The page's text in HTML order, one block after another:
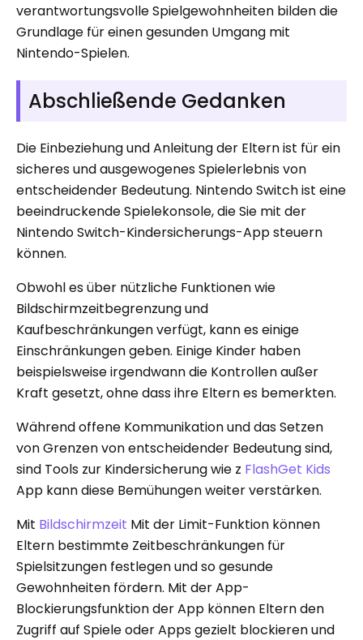
verantwortungsvolle Spielgewohnheiten bilden die
Grundlage für einen gesunden Umgang mit
Nintendo-Spielen.
Abschließende Gedanken
Die Einbeziehung und Anleitung der Eltern ist für ein
sicheres und ausgewogenes Spielerlebnis von
entscheidender Bedeutung. Nintendo Switch ist eine
beeindruckende Spielekonsole, die Sie mit der
Nintendo Switch-Kindersicherungs-App steuern
können.
Obwohl es über nützliche Funktionen wie
Bildschirmzeitbegrenzung und
Kaufbeschränkungen verfügt, kann es einige
Einschränkungen geben. Einige Kinder haben
beispielsweise irgendwann die Kontrollen außer
Kraft gesetzt, ohne dass ihre Eltern es bemerkten.
Während offene Kommunikation und das Setzen
von Grenzen von entscheidender Bedeutung sind,
sind Tools zur Kindersicherung wie z FlashGet Kids
App kann diese Bemühungen weiter verstärken.
Mit Bildschirmzeit Mit der Limit-Funktion können
Eltern bestimmte Zeitbeschränkungen für
Spielsitzungen festlegen und so gesunde
Gewohnheiten fördern. Mit der App-
Blockierungsfunktion der App können Eltern den
Zugriff auf Spiele oder Apps gezielt blockieren und